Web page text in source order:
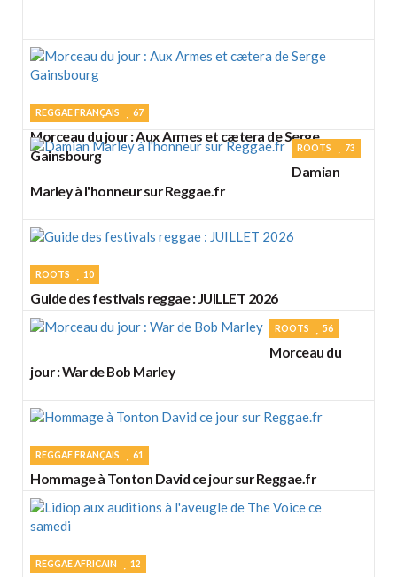
REGGAE FRANÇAIS 67
Morceau du jour : Aux Armes et cætera de Serge
Gainsbourg
ROOTS 73
Damian
Marley à l'honneur sur Reggae.fr
ROOTS 10
Guide des festivals reggae : JUILLET 2026
ROOTS 56
Morceau du
jour : War de Bob Marley
REGGAE FRANÇAIS 61
Hommage à Tonton David ce jour sur Reggae.fr
REGGAE AFRICAIN 12